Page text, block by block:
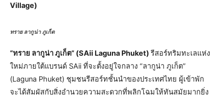
Village)
ทราย ลากูน่า ภูเก็ต
“ทราย ลากูน่า ภูเก็ต” (SAii Laguna Phuket) รีสอร์ทริมทะเลแห่ง
ใหม่ภายใต้แบรนด์ SAii ที่จะตั้งอยู่ใจกลาง “ลากูน่า ภูเก็ต”
(Laguna Phuket) ชุมชนรีสอร์ทชั้นนำของประเทศไทย ผู้เข้าพัก
จะได้สัมผัสกับสิ่งอำนวยความสะดวกที่พลิกโฉมให้ทันสมัยมากยิ่ง